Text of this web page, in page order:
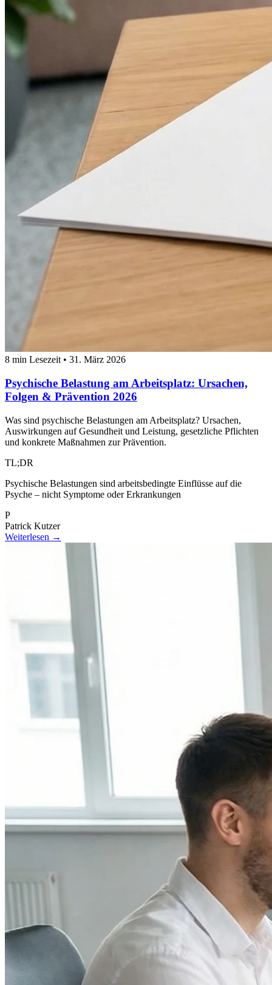
8 min Lesezeit • 31. März 2026
Psychische Belastung am Arbeitsplatz: Ursachen,
Folgen & Prävention 2026
Was sind psychische Belastungen am Arbeitsplatz? Ursachen,
Auswirkungen auf Gesundheit und Leistung, gesetzliche Pflichten
und konkrete Maßnahmen zur Prävention.
TL;DR
Psychische Belastungen sind arbeitsbedingte Einflüsse auf die
Psyche – nicht Symptome oder Erkrankungen
P
Patrick Kutzer
Weiterlesen →